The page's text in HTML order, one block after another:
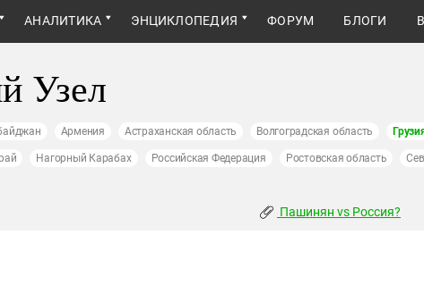
АНАЛИТИКА ЭНЦИКЛОПЕДИЯ ФОРУМ БЛОГИ
Узел
Армения Астраханская область Волгоградская область
Нагорный Карабах Российская Федерация Ростовская область
Пашинян vs Россия?